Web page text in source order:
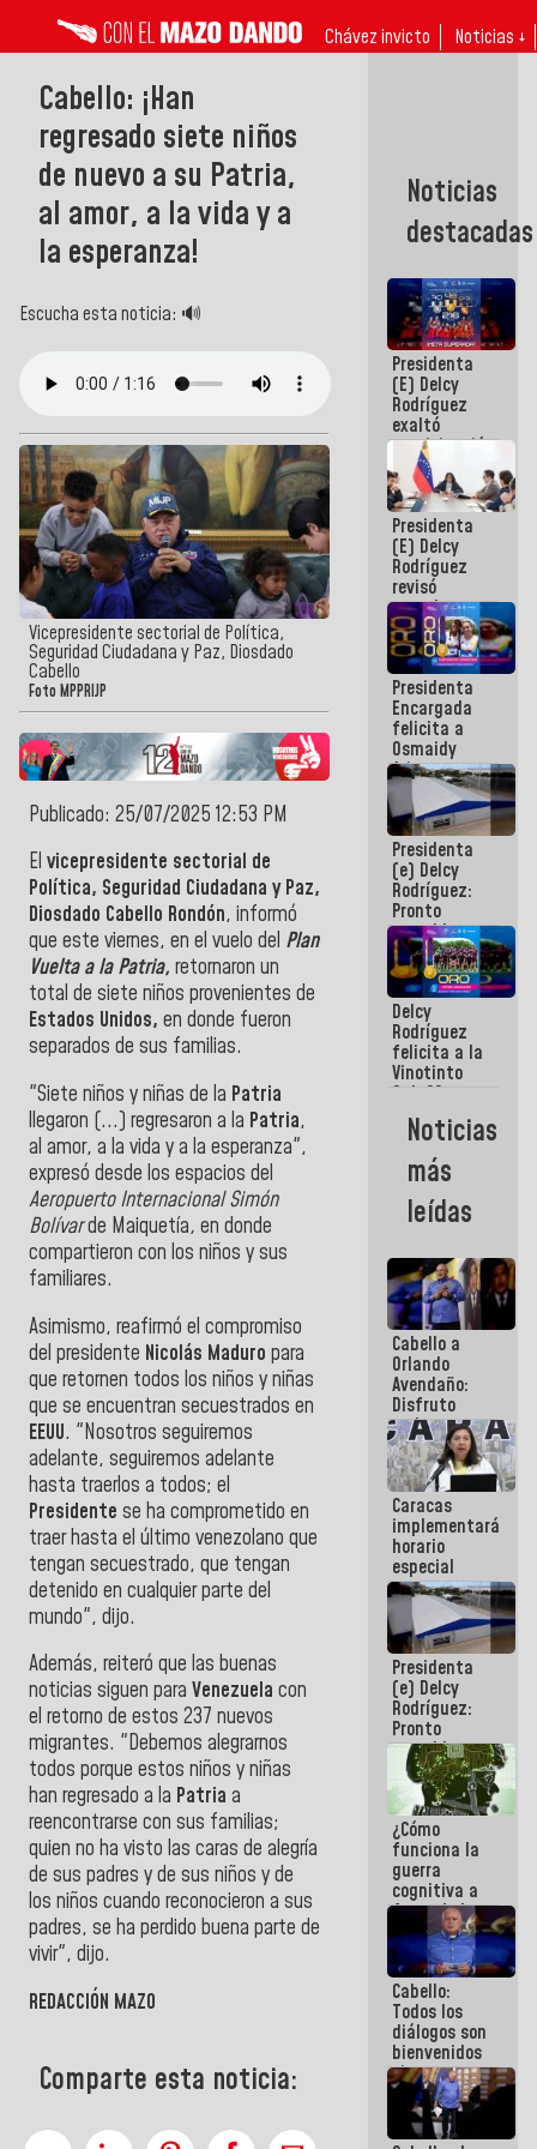
Chávez invicto Noticias ↓
Cabello: ¡Han
regresado siete niños
de nuevo a su Patria,
al amor, a la vida y a
la esperanza!
Escucha esta noticia: 🔊
Vicepresidente sectorial de Política,
Seguridad Ciudadana y Paz, Diosdado
Cabello
Foto MPPRIJP
Publicado: 25/07/2025 12:53 PM
El vicepresidente sectorial de
Política, Seguridad Ciudadana y Paz,
Diosdado Cabello Rondón, informó
que este viernes, en el vuelo del Plan
Vuelta a la Patria, retornaron un
total de siete niños provenientes de
Estados Unidos, en donde fueron
separados de sus familias.
"Siete niños y niñas de la Patria
llegaron (...) regresaron a la Patria,
al amor, a la vida y a la esperanza",
expresó desde los espacios del
Aeropuerto Internacional Simón
Bolívarde Maiquetía, en donde
compartieron con los niños y sus
familiares.
Asimismo, reafirmó el compromiso
del presidente Nicolás Maduro para
que retornen todos los niños y niñas
que se encuentran secuestrados en
EEUU. "Nosotros seguiremos
adelante, seguiremos adelante
hasta traerlos a todos; el
Presidente se ha comprometido en
traer hasta el último venezolano que
tengan secuestrado, que tengan
detenido en cualquier parte del
mundo", dijo.
Además, reiteró que las buenas
noticias siguen para Venezuela con
el retorno de estos 237 nuevos
migrantes. "Debemos alegrarnos
todos porque estos niños y niñas
han regresado a la Patria a
reencontrarse con sus familias;
quien no ha visto las caras de alegría
de sus padres y de sus niños y de
los niños cuando reconocieron a sus
padres, se ha perdido buena parte de
vivir", dijo.
REDACCIÓN MAZO
Comparte esta noticia:
Noticias
destacadas
Presidenta
(E) Delcy
Rodríguez
exaltó
participación
de
Venezuela
en Juegos
Centroamericanos
y del Caribe
2026
Presidenta
(E) Delcy
Rodríguez
revisó
agenda
económica y
ejecución de
fondos de
emergencia
post-sismos
Presidenta
Encargada
felicita a
Osmaidy
Arias y
Giraly
Marcano por
hacer
historia en
los
Centroamericanos
Presidenta
(e) Delcy
Rodríguez:
Pronto
restableceremos
las
operaciones
en el
Aeropuerto
Internacional
de
Maiquetía
Delcy
Rodríguez
felicita a la
Vinotinto
Sub 20
campeona
frente
México Sub
23 en los
Centroamericanos
Noticias
más
leídas
Cabello a
Orlando
Avendaño:
Disfruto
cada vez
que escribes
porque lo
que haces
es
embarrarla
Caracas
implementará
horario
especial
para
adaptarse
al plan de
ahorro
energético
Presidenta
(e) Delcy
Rodríguez:
Pronto
restableceremos
las
operaciones
en el
Aeropuerto
Internacional
de
Maiquetía
¿Cómo
funciona la
guerra
cognitiva a
favor de la
narrativa
hegemónica?
(1)
Cabello:
Todos los
diálogos son
bienvenidos
siempre que
estén en el
marco de la
Constitución